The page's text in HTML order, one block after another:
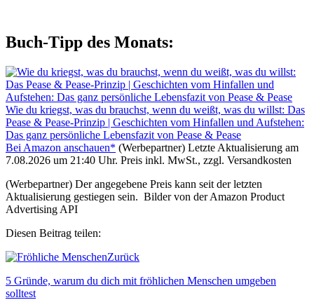
Buch-Tipp des Monats:
Wie du kriegst, was du brauchst, wenn du weißt, was du willst: Das
Pease & Pease-Prinzip | Geschichten vom Hinfallen und Aufstehen:
Das ganz persönliche Lebensfazit von Pease & Pease
Bei Amazon anschauen* (Werbepartner) Letzte Aktualisierung am
7.08.2026 um 21:40 Uhr. Preis inkl. MwSt., zzgl. Versandkosten
(Werbepartner) Der angegebene Preis kann seit der letzten
Aktualisierung gestiegen sein. Bilder von der Amazon Product
Advertising API
Diesen Beitrag teilen:
Zurück
5 Gründe, warum du dich mit fröhlichen Menschen umgeben
solltest